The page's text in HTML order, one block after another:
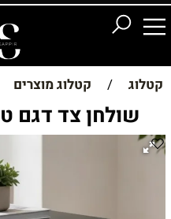
קטלוג / קטלוג מוצרים
שולחן צד דגם